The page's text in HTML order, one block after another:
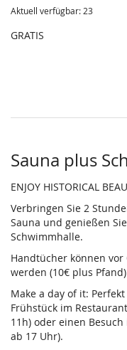
Aktuell verfügbar: 23
GRATIS
Sauna plus
ENJOY HISTORICAL
Verbringen Sie 2
Sauna und genießen
Schwimmhalle.
Handtücher können
werden (10€ plus
Make a day of it:
Frühstück im
11h) oder einen
ab 17 Uhr).